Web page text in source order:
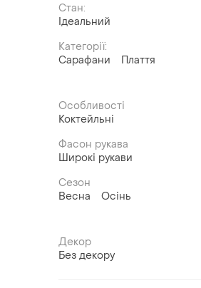
Стан:
Ідеальний
Категорії:
Сарафани
Плаття
Особливості
Коктейльні
Фасон рукава
Широкі рукави
Сезон
Весна
Осінь
Декор
Без декору